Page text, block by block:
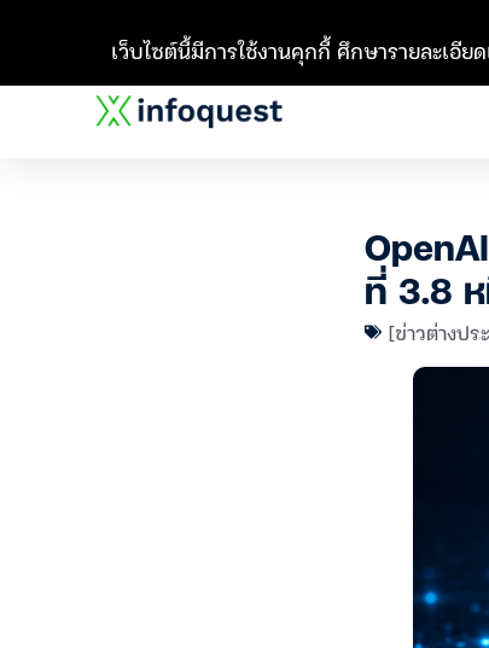
ที่ 3.8
[ข่าวต่างปร
เว็บไซต์นี้มีการใช้งานคุกกี้ ศึกษารายละเอีย